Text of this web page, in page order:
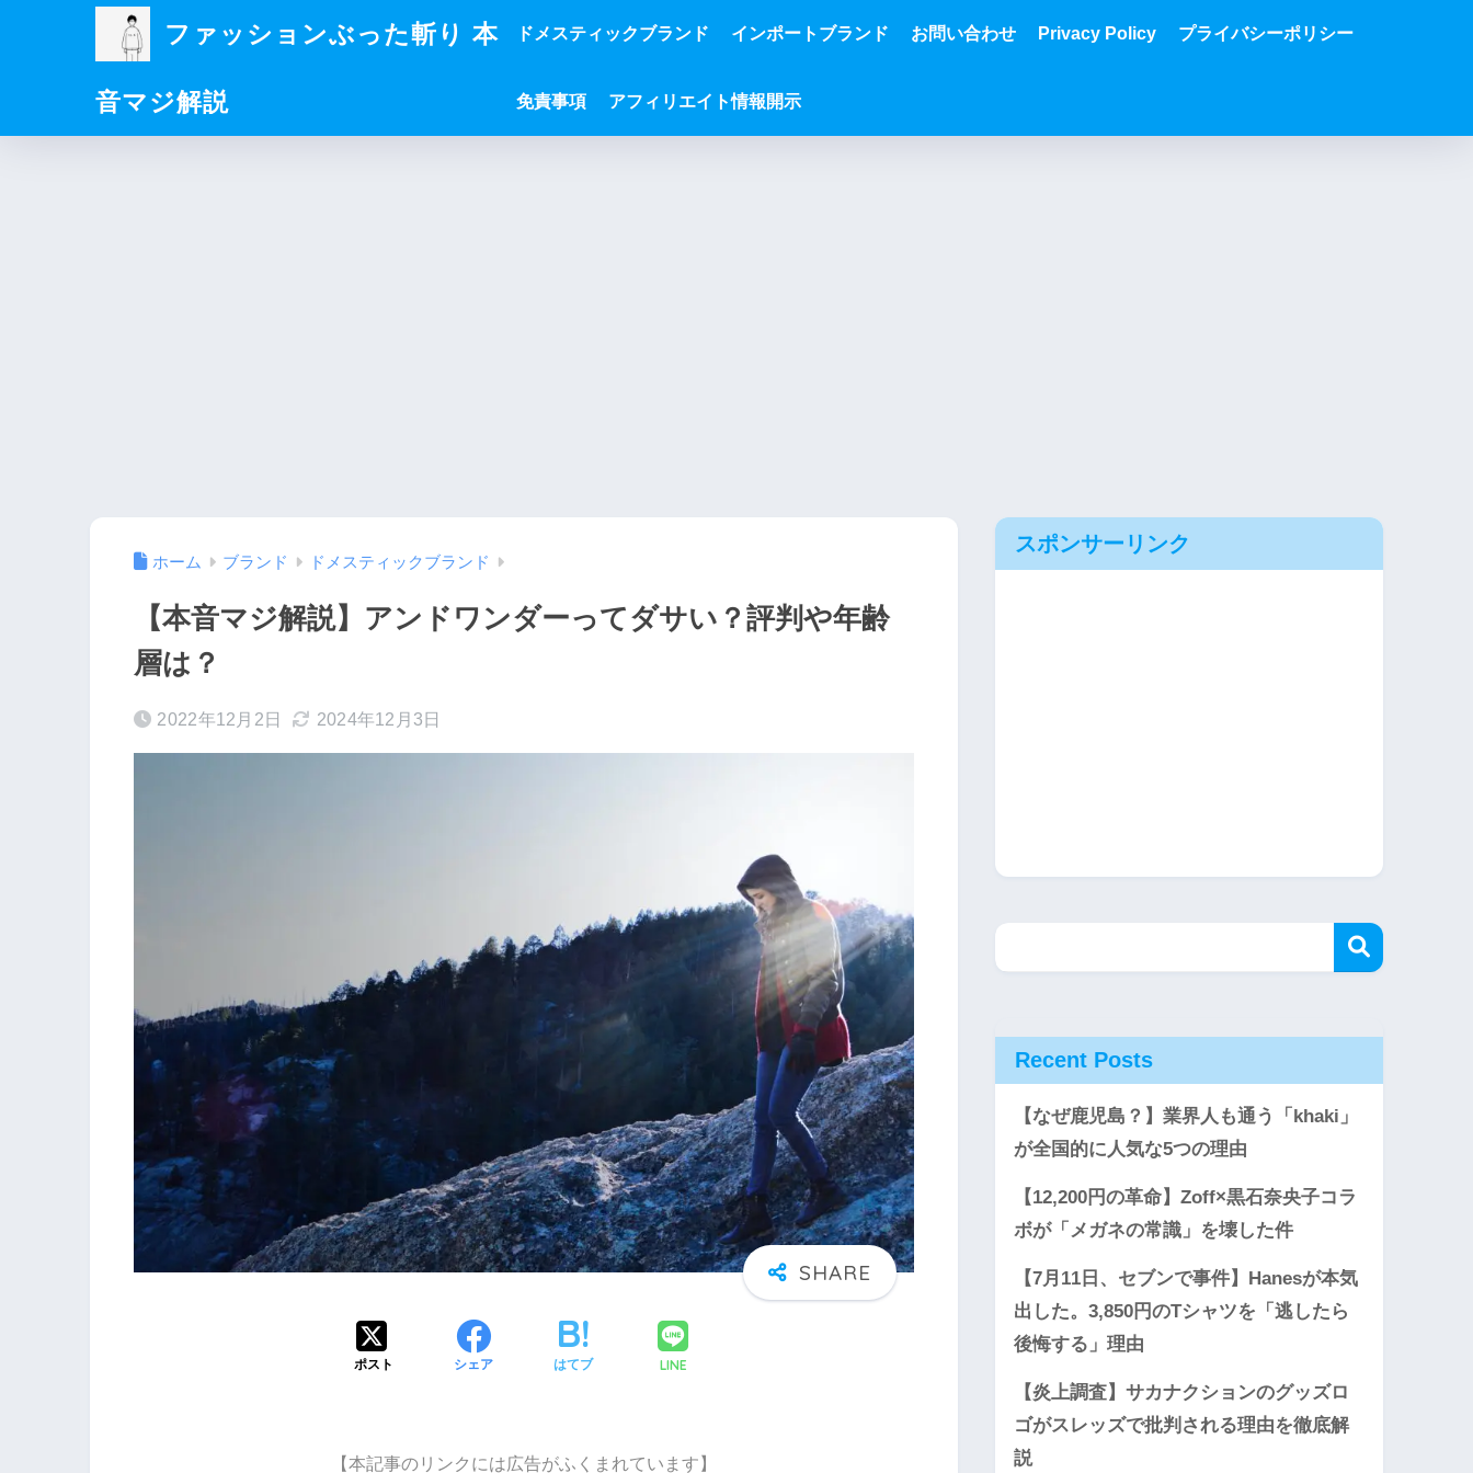
ファッションぶった斬り 本
音マジ解説
ドメスティックブランド インポートブランド お問い合わせ Privacy Policy プライバシーポリシー
免責事項 アフィリエイト情報開示
ホーム ブランド ドメスティックブランド
【本音マジ解説】アンドワンダーってダサい？評判や年齢
層は？
2022年12月2日 2024年12月3日
ポスト シェア はてブ LINE
【本記事のリンクには広告がふくまれています】
スポンサーリンク
Recent Posts
【なぜ鹿児島？】業界人も通う「khaki」
が全国的に人気な5つの理由
【12,200円の革命】Zoff×黒石奈央子コラ
ボが「メガネの常識」を壊した件
【7月11日、セブンで事件】Hanesが本気
出した。3,850円のTシャツを「逃したら
後悔する」理由
【炎上調査】サカナクションのグッズロ
ゴがスレッズで批判される理由を徹底解
説